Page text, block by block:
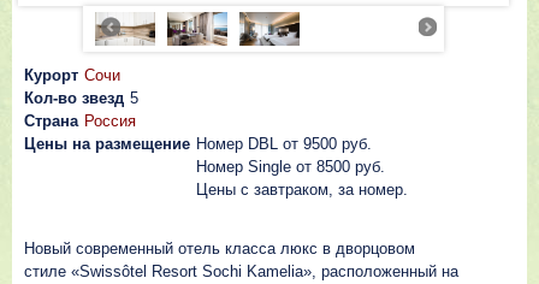
Курорт Сочи
Кол-во звезд 5
Страна Россия
Цены на размещение Номер DBL от 9500 руб.
Номер Single от 8500 руб.
Цены с завтраком, за номер.
Новый современный отель класса люкс в дворцовом
стиле «Swissôtel Resort Sochi Kamelia», расположенный на